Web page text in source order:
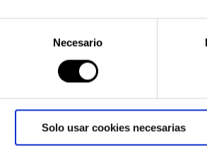
consentimiento
Necesario
Solo usar cookies necesarias